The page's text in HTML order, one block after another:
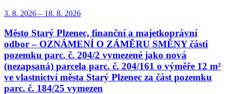
3. 8. 2026 – 18. 8. 2026
Město Starý Plzenec, finanční a majetkoprávní
odbor – OZNÁMENÍ O ZÁMĚRU SMĚNY části
pozemku parc. č. 204/2 vymezené jako nová
(nezapsaná) parcela parc. č. 204/161 o výměře 12 m²
ve vlastnictví města Starý Plzenec za část pozemku
parc. č. 184/25 vymezen